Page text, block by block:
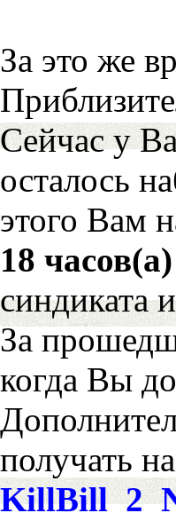
За это же
Сейчас у
осталось
этого Вам
18 часов(а)
синдиката
За
когда Вы
получать на